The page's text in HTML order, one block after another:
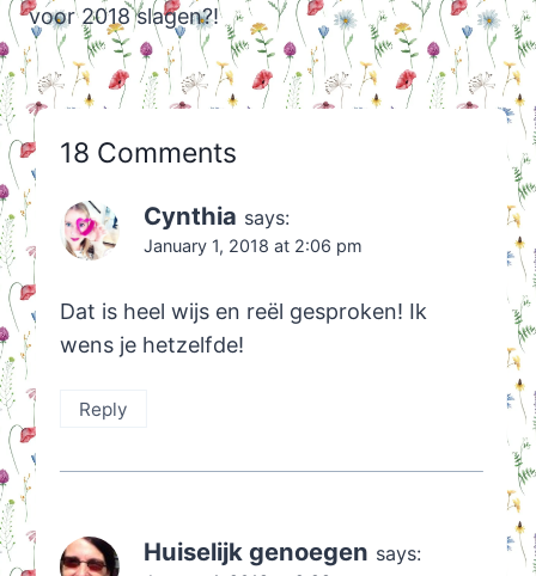
voor 2018 slagen?!
18 Comments
Cynthia says:
January 1, 2018 at 2:06 pm
Dat is heel wijs en reël gesproken! Ik
wens je hetzelfde!
Reply
Huiselijk genoegen says: